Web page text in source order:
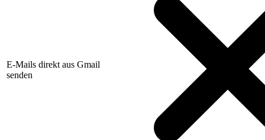
E-Mails direkt aus Gmail
senden